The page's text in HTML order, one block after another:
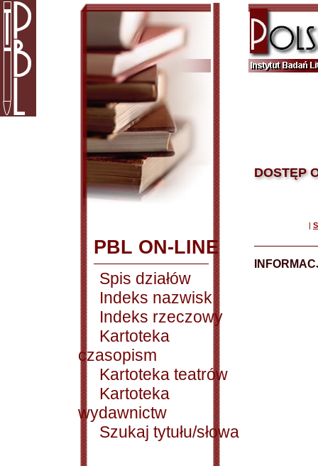
PBL ON-LINE
Spis działów
Indeks nazwisk
Indeks rzeczowy
Kartoteka
czasopism
Kartoteka teatrów
Kartoteka
wydawnictw
Szukaj tytułu/słowa
DOSTĘP
|